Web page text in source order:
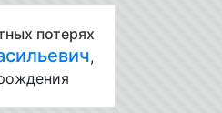
потерях
,
рождения